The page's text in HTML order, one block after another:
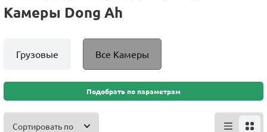
Камеры Dong Ah
Грузовые Все Камеры
Подобрать по параметрам
Сортировать по